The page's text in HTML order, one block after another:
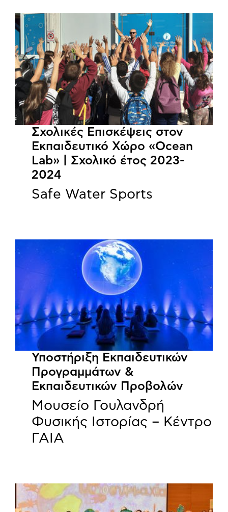
Σχολικές Επισκέψεις στον
Εκπαιδευτικό Χώρο «Ocean
Lab» | Σχολικό έτος 2023-
2024
Safe Water Sports
Υποστήριξη Εκπαιδευτικών
Προγραμμάτων &
Εκπαιδευτικών Προβολών
Μουσείο Γουλανδρή
Φυσικής Ιστορίας – Κέντρο
ΓΑΙΑ